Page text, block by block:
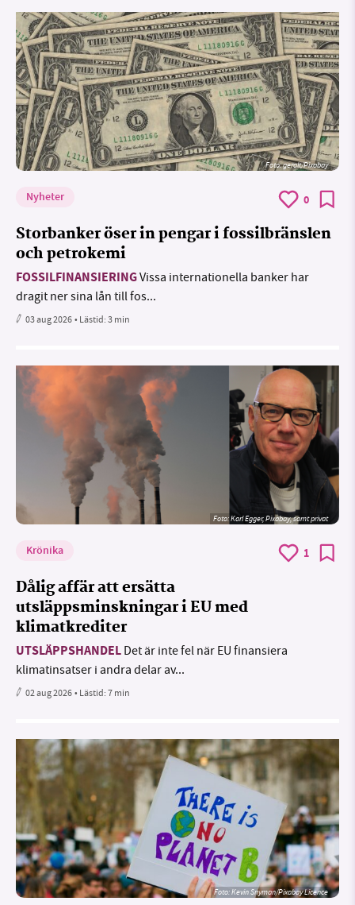
Foto:geralt/Pixabay
Nyheter 0
Storbanker öser in pengar i fossilbränslen
och petrokemi
FOSSILFINANSIERINGVissa internationella banker har
dragit ner sina lån till fos...
03 aug 2026• Lästid:3 min
Foto:Karl Egger, Pixabay, samt privat
Krönika 1
Dålig affär att ersätta
utsläppsminskningar i EU med
klimatkrediter
UTSLÄPPSHANDEL Det är inte fel när EU finansiera
klimatinsatser i andra delar av...
02 aug 2026• Lästid:7 min
Foto:Kevin Snyman/Pixabay Licence